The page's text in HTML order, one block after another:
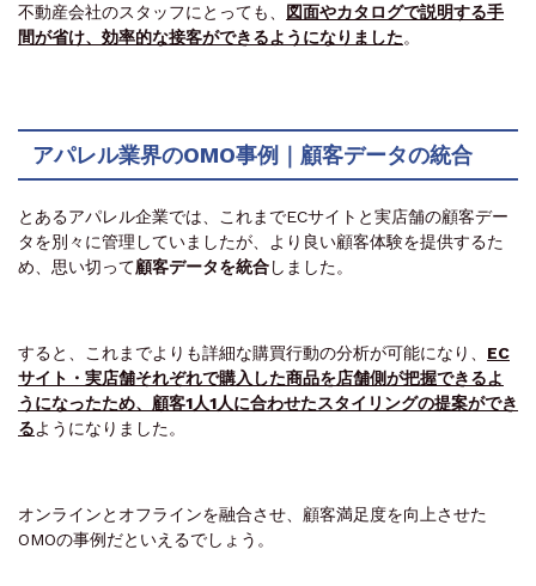
不動産会社のスタッフにとっても、 図面やカタログで説明する手
間が省け、効率的な接客ができるようになりました。
アパレル業界のOMO事例｜顧客データの統合
とあるアパレル企業では、これまでECサイトと実店舗の顧客デー
タを別々に管理していましたが、より良い顧客体験を提供するた
め、思い切って顧客データを統合しました。
すると、これまでよりも詳細な購買行動の分析が可能になり、 EC
サイト・実店舗それぞれで購入した商品を店舗側が把握できるよ
うになったため、顧客1人1人に合わせたスタイリングの提案ができ
るようになりました。
オンラインとオフラインを融合させ、顧客満足度を向上させた
OMOの事例だといえるでしょう。